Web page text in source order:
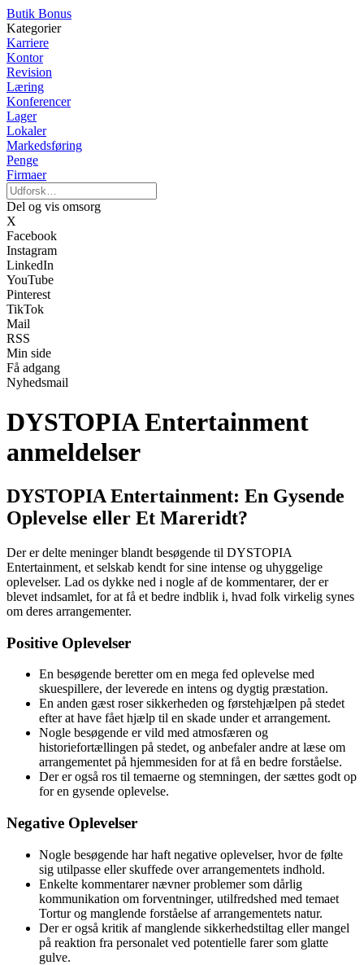
Butik Bonus
Kategorier
Karriere
Kontor
Revision
Læring
Konferencer
Lager
Lokaler
Markedsføring
Penge
Firmaer
Del og vis omsorg
X
Facebook
Instagram
LinkedIn
YouTube
Pinterest
TikTok
Mail
RSS
Min side
Få adgang
Nyhedsmail
DYSTOPIA Entertainment
anmeldelser
DYSTOPIA Entertainment: En Gysende
Oplevelse eller Et Mareridt?
Der er delte meninger blandt besøgende til DYSTOPIA
Entertainment, et selskab kendt for sine intense og uhyggelige
oplevelser. Lad os dykke ned i nogle af de kommentarer, der er
blevet indsamlet, for at få et bedre indblik i, hvad folk virkelig synes
om deres arrangementer.
Positive Oplevelser
En besøgende beretter om en mega fed oplevelse med
skuespillere, der leverede en intens og dygtig præstation.
En anden gæst roser sikkerheden og førstehjælpen på stedet
efter at have fået hjælp til en skade under et arrangement.
Nogle besøgende er vild med atmosfæren og
historiefortællingen på stedet, og anbefaler andre at læse om
arrangementet på hjemmesiden for at få en bedre forståelse.
Der er også ros til temaerne og stemningen, der sættes godt op
for en gysende oplevelse.
Negative Oplevelser
Nogle besøgende har haft negative oplevelser, hvor de følte
sig utilpasse eller skuffede over arrangementets indhold.
Enkelte kommentarer nævner problemer som dårlig
kommunikation om forventninger, utilfredshed med temaet
Tortur og manglende forståelse af arrangementets natur.
Der er også kritik af manglende sikkerhedstiltag eller mangel
på reaktion fra personalet ved potentielle farer som glatte
gulve.